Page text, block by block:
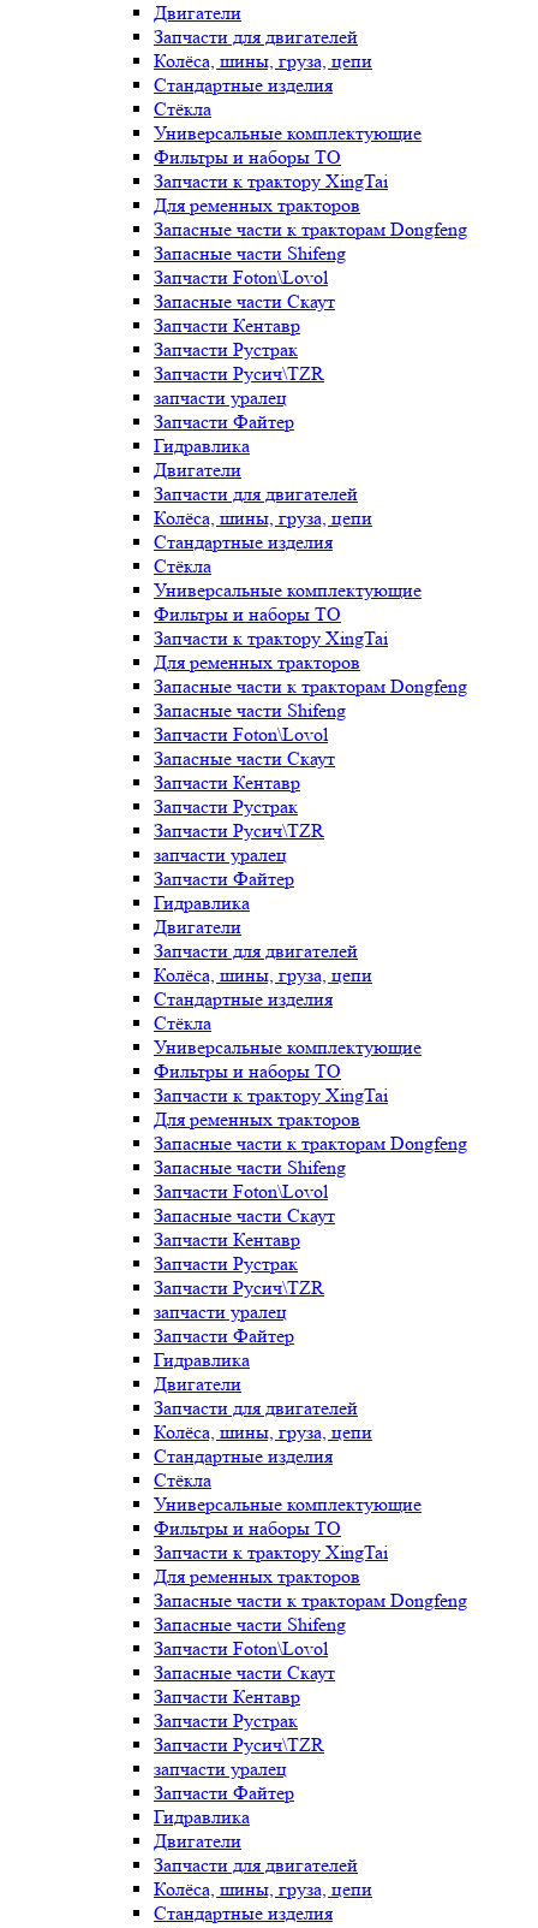
Двигатели
Запчасти для двигателей
Колёса, шины, груза, цепи
Стандартные изделия
Стёкла
Универсальные комплектующие
Фильтры и наборы ТО
Запчасти к трактору XingTai
Для ременных тракторов
Запасные части к тракторам Dongfeng
Запасные части Shifeng
Запчасти Foton\Lovol
Запасные части Скаут
Запчасти Кентавр
Запчасти Рустрак
Запчасти Русич\TZR
запчасти уралец
Запчасти Файтер
Гидравлика
Двигатели
Запчасти для двигателей
Колёса, шины, груза, цепи
Стандартные изделия
Стёкла
Универсальные комплектующие
Фильтры и наборы ТО
Запчасти к трактору XingTai
Для ременных тракторов
Запасные части к тракторам Dongfeng
Запасные части Shifeng
Запчасти Foton\Lovol
Запасные части Скаут
Запчасти Кентавр
Запчасти Рустрак
Запчасти Русич\TZR
запчасти уралец
Запчасти Файтер
Гидравлика
Двигатели
Запчасти для двигателей
Колёса, шины, груза, цепи
Стандартные изделия
Стёкла
Универсальные комплектующие
Фильтры и наборы ТО
Запчасти к трактору XingTai
Для ременных тракторов
Запасные части к тракторам Dongfeng
Запасные части Shifeng
Запчасти Foton\Lovol
Запасные части Скаут
Запчасти Кентавр
Запчасти Рустрак
Запчасти Русич\TZR
запчасти уралец
Запчасти Файтер
Гидравлика
Двигатели
Запчасти для двигателей
Колёса, шины, груза, цепи
Стандартные изделия
Стёкла
Универсальные комплектующие
Фильтры и наборы ТО
Запчасти к трактору XingTai
Для ременных тракторов
Запасные части к тракторам Dongfeng
Запасные части Shifeng
Запчасти Foton\Lovol
Запасные части Скаут
Запчасти Кентавр
Запчасти Рустрак
Запчасти Русич\TZR
запчасти уралец
Запчасти Файтер
Гидравлика
Двигатели
Запчасти для двигателей
Колёса, шины, груза, цепи
Стандартные изделия